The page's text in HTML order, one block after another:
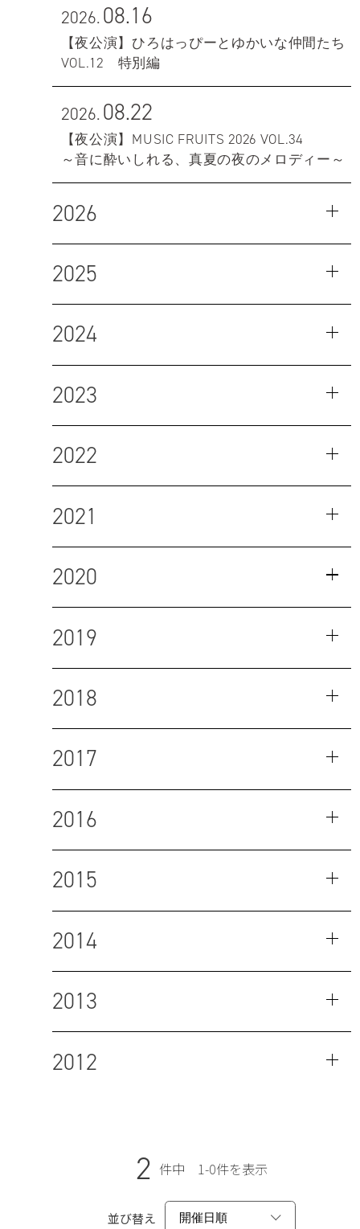
2026.08.16
【夜公演】ひろはっぴーとゆかいな仲間たち
VOL.12 特別編
2026.08.22
【夜公演】MUSIC FRUITS 2026 VOL.34
～音に酔いしれる、真夏の夜のメロディー～
2026
2025
2024
2023
2022
2021
2020
2019
2018
2017
2016
2015
2014
2013
2012
2 件中 1-0件を表示
並び替え